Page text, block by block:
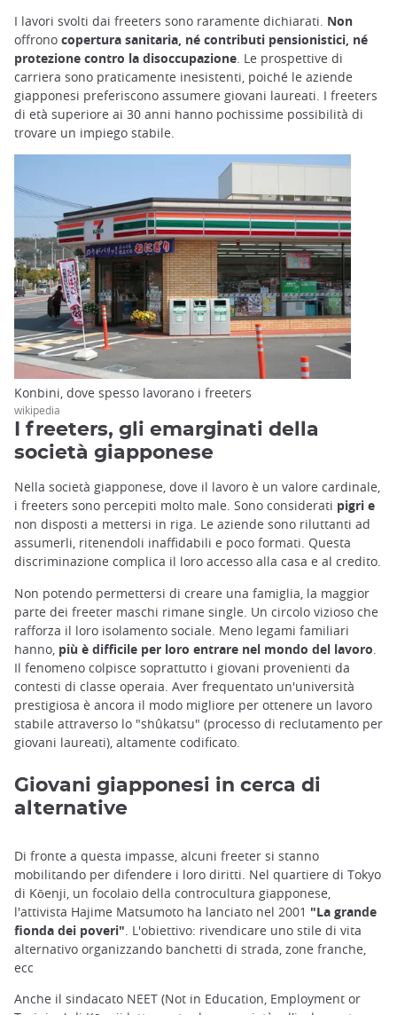
I lavori svolti dai freeters sono raramente dichiarati. Non
offrono copertura sanitaria, né contributi pensionistici, né
protezione contro la disoccupazione. Le prospettive di
carriera sono praticamente inesistenti, poiché le aziende
giapponesi preferiscono assumere giovani laureati. I freeters
di età superiore ai 30 anni hanno pochissime possibilità di
trovare un impiego stabile.
Konbini, dove spesso lavorano i freeters
wikipedia
I freeters, gli emarginati della
società giapponese
Nella società giapponese, dove il lavoro è un valore cardinale,
i freeters sono percepiti molto male. Sono considerati pigri e
non disposti a mettersi in riga. Le aziende sono riluttanti ad
assumerli, ritenendoli inaffidabili e poco formati. Questa
discriminazione complica il loro accesso alla casa e al credito.
Non potendo permettersi di creare una famiglia, la maggior
parte dei freeter maschi rimane single. Un circolo vizioso che
rafforza il loro isolamento sociale. Meno legami familiari
hanno, più è difficile per loro entrare nel mondo del lavoro
Il fenomeno colpisce soprattutto i giovani provenienti da
contesti di classe operaia. Aver frequentato un'università
prestigiosa è ancora il modo migliore per ottenere un lavoro
stabile attraverso lo "shûkatsu" (processo di reclutamento per
giovani laureati), altamente codificato.
Giovani giapponesi in cerca di
alternative
Di fronte a questa impasse, alcuni freeter si stanno
mobilitando per difendere i loro diritti. Nel quartiere di Tokyo
di Kōenji, un focolaio della controcultura giapponese,
l'attivista Hajime Matsumoto ha lanciato nel 2001 "La grande
fionda dei poveri" . L'obiettivo: rivendicare uno stile di vita
alternativo organizzando banchetti di strada, zone franche,
ecc
Anche il sindacato NEET (Not in Education, Employment or